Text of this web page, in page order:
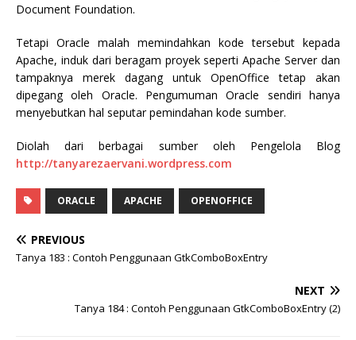
Document Foundation.
Tetapi Oracle malah memindahkan kode tersebut kepada
Apache, induk dari beragam proyek seperti Apache Server dan
tampaknya merek dagang untuk OpenOffice tetap akan
dipegang oleh Oracle. Pengumuman Oracle sendiri hanya
menyebutkan hal seputar pemindahan kode sumber.
Diolah dari berbagai sumber oleh Pengelola Blog
http://tanyarezaervani.wordpress.com
ORACLE APACHE OPENOFFICE
PREVIOUS
Tanya 183 : Contoh Penggunaan GtkComboBoxEntry
NEXT
Tanya 184 : Contoh Penggunaan GtkComboBoxEntry (2)